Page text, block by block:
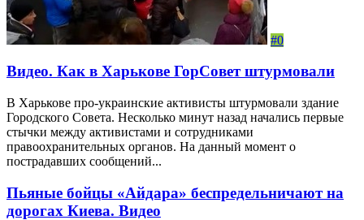
#0
Видео. Как в Харькове ГорСовет штурмовали
В Харькове про-украинские активисты штурмовали здание
Городского Совета. Несколько минут назад начались первые
стычки между активистами и сотрудниками
правоохранительных органов. На данный момент о
пострадавших сообщений...
Пьяные бойцы «Айдара» беспредельничают на
дорогах Киева. Видео